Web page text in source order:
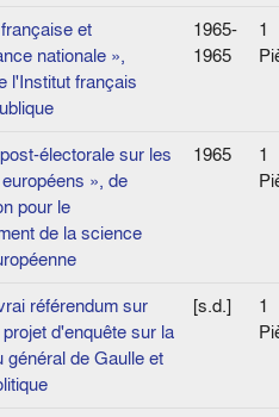
et
nationale »,
l'Institut français
1965-
1965
1
électorale sur les
», de
pour le
de la science
1965
1
référendum sur
d'enquête sur la
général de Gaulle et
[s.d.]
1